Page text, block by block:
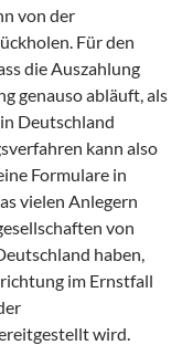
von der
Für den
die Auszahlung
genauso abläuft, als
Deutschland
kann also
Formulare in
vielen Anlegern
von
haben,
im Ernstfall
wird.